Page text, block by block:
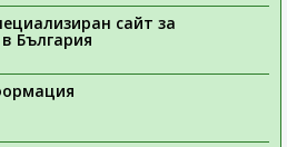
сайт за
България